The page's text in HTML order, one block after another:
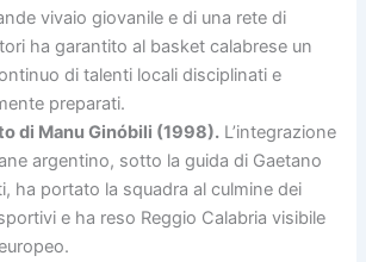
vivaio giovanile e di una rete di
ha garantito al basket calabrese un
di talenti locali disciplinati e
preparati.
di Manu Ginóbili (1998). L’integrazione
argentino, sotto la guida di Gaetano
ha portato la squadra al culmine dei
e ha reso Reggio Calabria visibile